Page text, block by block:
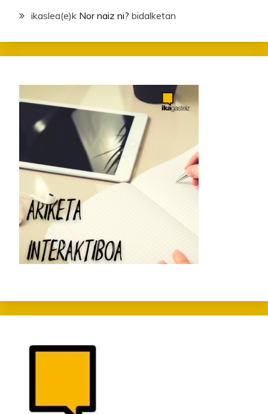
ikaslea(e)k Nor naiz ni? bidalketan